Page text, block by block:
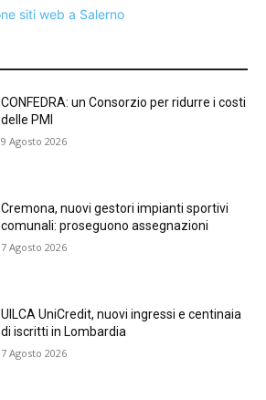
CONFEDRA: un Consorzio per ridurre i costi
delle PMI
9 Agosto 2026
Cremona, nuovi gestori impianti sportivi
comunali: proseguono assegnazioni
7 Agosto 2026
UILCA UniCredit, nuovi ingressi e centinaia
di iscritti in Lombardia
7 Agosto 2026